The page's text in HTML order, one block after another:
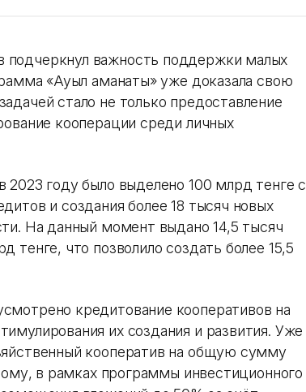
важность поддержки малых
«Ауыл аманаты» уже доказала свою
стало не только предоставление
кооперации среди личных
году было выделено 100 млрд тенге с
и создания более 18 тысяч новых
На данный момент выдано 14,5 тысяч
что позволило создать более 15,5
кредитование кооперативов на
их создания и развития. Уже
кооператив на общую сумму
в рамках программы инвестиционного